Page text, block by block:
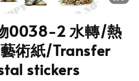
0038-2 水轉/熱
術紙/Transfer
stickers